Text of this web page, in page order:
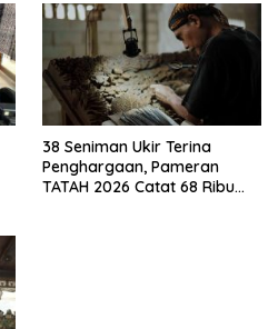
38 Seniman Ukir Terina
Penghargaan, Pameran
TATAH 2026 Catat 68 Ribu